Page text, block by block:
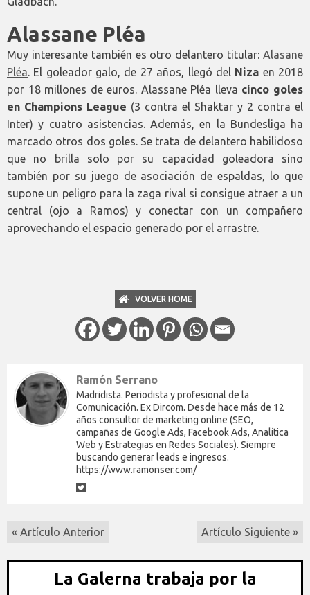
Alassane Pléa
Muy interesante también es otro delantero titular: Alasane
Pléa. El goleador galo, de 27 años, llegó del Niza en 2018
por 18 millones de euros. Alassane Pléa lleva cinco goles
en Champions League (3 contra el Shaktar y 2 contra el
Inter) y cuatro asistencias. Además, en la Bundesliga ha
marcado otros dos goles. Se trata de delantero habilidoso
que no brilla solo por su capacidad goleadora sino
también por su juego de asociación de espaldas, lo que
supone un peligro para la zaga rival si consigue atraer a un
central (ojo a Ramos) y conectar con un compañero
aprovechando el espacio generado por el arrastre.
VOLVER HOME
Ramón Serrano
Madridista. Periodista y profesional de la
Comunicación. Ex Dircom. Desde hace más de 12
años consultor de marketing online (SEO,
campañas de Google Ads, Facebook Ads, Analítica
Web y Estrategias en Redes Sociales). Siempre
buscando generar leads e ingresos.
https://www.ramonser.com/
« Artículo Anterior Artículo Siguiente »
La Galerna trabaja por la